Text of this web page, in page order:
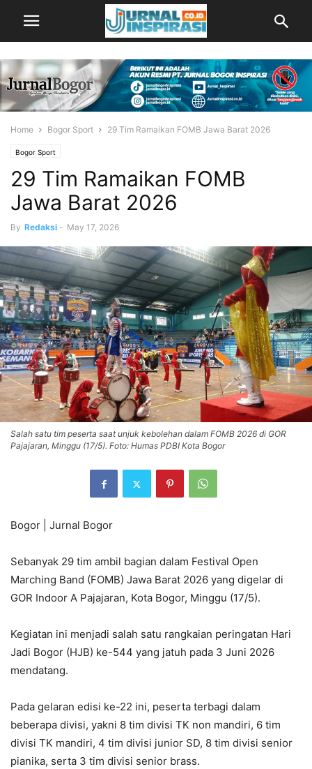
Home Bogor Sport 29 Tim Ramaikan FOMB Jawa Barat 2026
Bogor Sport
29 Tim Ramaikan FOMB
Jawa Barat 2026
By Redaksi - May 17, 2026
Salah satu tim peserta saat unjuk kebolehan dalam FOMB 2026 di GOR
Pajajaran, Minggu (17/5). Foto: Humas PDBI Kota Bogor
Bogor | Jurnal Bogor
Sebanyak 29 tim ambil bagian dalam Festival Open
Marching Band (FOMB) Jawa Barat 2026 yang digelar di
GOR Indoor A Pajajaran, Kota Bogor, Minggu (17/5).
Kegiatan ini menjadi salah satu rangkaian peringatan Hari
Jadi Bogor (HJB) ke-544 yang jatuh pada 3 Juni 2026
mendatang.
Pada gelaran edisi ke-22 ini, peserta terbagi dalam
beberapa divisi, yakni 8 tim divisi TK non mandiri, 6 tim
divisi TK mandiri, 4 tim divisi junior SD, 8 tim divisi senior
pianika, serta 3 tim divisi senior brass.